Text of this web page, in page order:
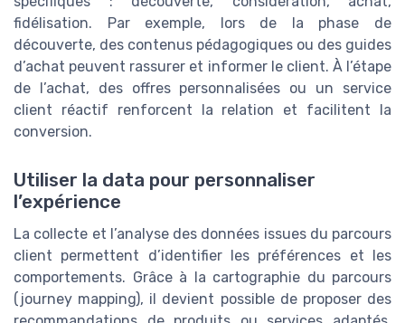
fidélisation. Par exemple, lors de la phase de
découverte, des contenus pédagogiques ou des guides
d’achat peuvent rassurer et informer le client. À l’étape
de l’achat, des offres personnalisées ou un service
client réactif renforcent la relation et facilitent la
conversion.
Utiliser la data pour personnaliser
l’expérience
La collecte et l’analyse des données issues du parcours
client permettent d’identifier les préférences et les
comportements. Grâce à la cartographie du parcours
(journey mapping), il devient possible de proposer des